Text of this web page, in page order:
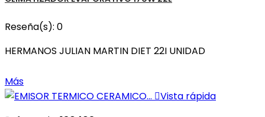
Reseña(s): 0
HERMANOS JULIAN MARTIN DIET 22I UNIDAD
Más
Vista rápida